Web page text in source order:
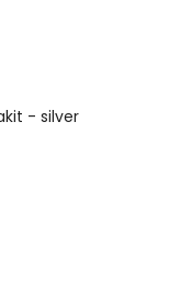
- silver